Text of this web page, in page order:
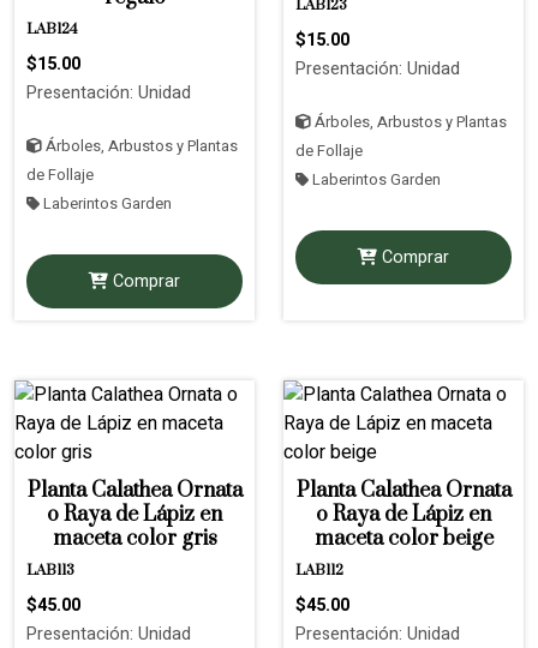
LAB124
$15.00
Presentación: Unidad
Árboles, Arbustos y Plantas
de Follaje
Laberintos Garden
Comprar
LAB123
$15.00
Presentación: Unidad
Árboles, Arbustos y Plantas
de Follaje
Laberintos Garden
Comprar
Planta Calathea Ornata
o Raya de Lápiz en
maceta color gris
LAB113
$45.00
Presentación: Unidad
Planta Calathea Ornata
o Raya de Lápiz en
maceta color beige
LAB112
$45.00
Presentación: Unidad